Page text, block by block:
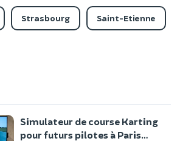
Strasbourg Saint-Etienne
Simulateur de course Karting
pour futurs pilotes à Paris